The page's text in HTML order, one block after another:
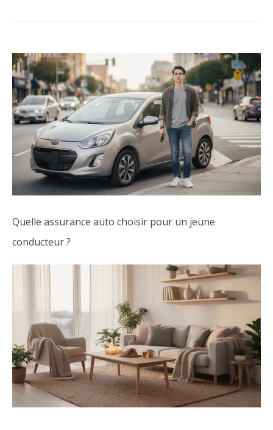
Quelle assurance auto choisir pour un jeune
conducteur ?